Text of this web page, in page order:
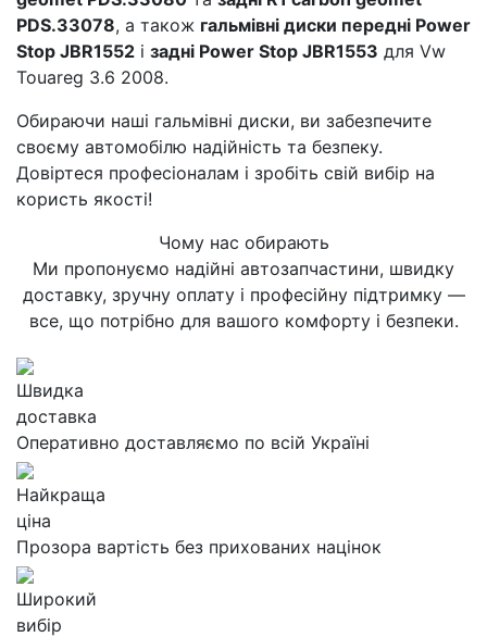
PDS.33078, а також гальмівні диски передні Power
Stop JBR1552 і задні Power Stop JBR1553 для Vw
Touareg 3.6 2008.
Обираючи наші гальмівні диски, ви забезпечите
своєму автомобілю надійність та безпеку.
Довіртеся професіоналам і зробіть свій вибір на
користь якості!
Чому нас обирають
Ми пропонуємо надійні автозапчастини, швидку
доставку, зручну оплату і професійну підтримку —
все, що потрібно для вашого комфорту і безпеки.
Швидка
доставка
Оперативно доставляємо по всій Україні
Найкраща
ціна
Прозора вартість без прихованих націнок
Широкий
вибір